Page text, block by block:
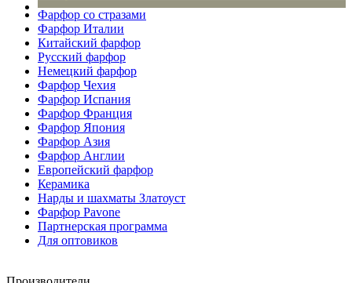
Фарфор со стразами
Фарфор Италии
Китайский фарфор
Русский фарфор
Немецкий фарфор
Фарфор Чехия
Фарфор Испания
Фарфор Франция
Фарфор Япония
Фарфор Азия
Фарфор Англии
Европейский фарфор
Керамика
Нарды и шахматы Златоуст
Фарфор Pavone
Партнерская программа
Для оптовиков